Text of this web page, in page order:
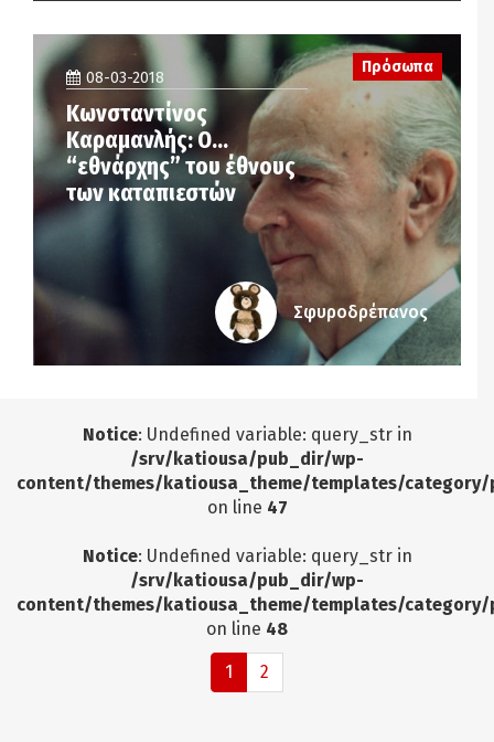
08-03-2018
Κωνσταντίνος
Καραμανλής: Ο…
“εθνάρχης” του έθνους
των καταπιεστών
Πρόσωπα
Σφυροδρέπανος
Notice: Undefined variable: query_str in
/srv/katiousa/pub_dir/wp-
content/themes/katiousa_theme/templates/
on line 47
Notice: Undefined variable: query_str in
/srv/katiousa/pub_dir/wp-
content/themes/katiousa_theme/templates/
on line 48
1 2